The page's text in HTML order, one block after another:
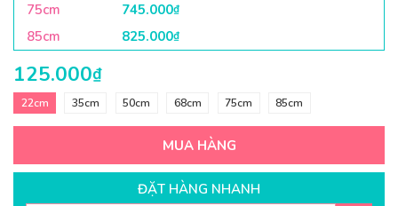
75cm 745.000₫
85cm 825.000₫
125.000₫
22cm 35cm 50cm 68cm 75cm 85cm
MUA HÀNG
ĐẶT HÀNG NHANH